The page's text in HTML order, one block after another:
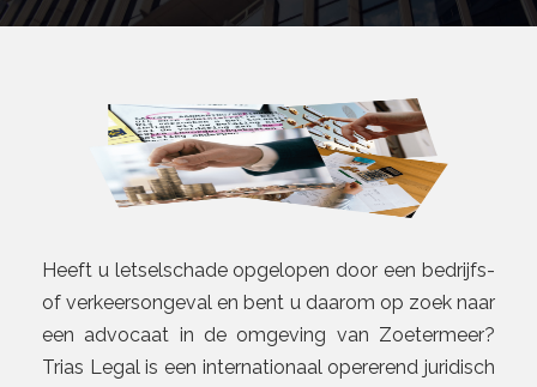
Heeft u letselschade opgelopen door een bedrijfs-
of verkeersongeval en bent u daarom op zoek naar
een advocaat in de omgeving van Zoetermeer?
Trias Legal is een internationaal opererend juridisch